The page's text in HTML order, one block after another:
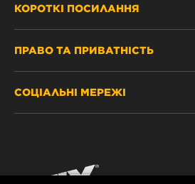
КОРОТКІ ПОСИЛАННЯ
ПРАВО ТА ПРИВАТНІСТЬ
ЗАХИСТ ПЕРСОНАЛЬНИХ
РЕКВІЗИТИ
СОЦІАЛЬНІ МЕРЕЖІ